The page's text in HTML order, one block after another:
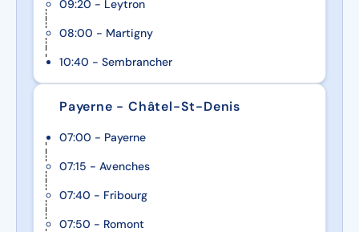
09:20 - Leytron
08:00 - Martigny
10:40 - Sembrancher
Payerne - Châtel-St-Denis
07:00 - Payerne
07:15 - Avenches
07:40 - Fribourg
07:50 - Romont